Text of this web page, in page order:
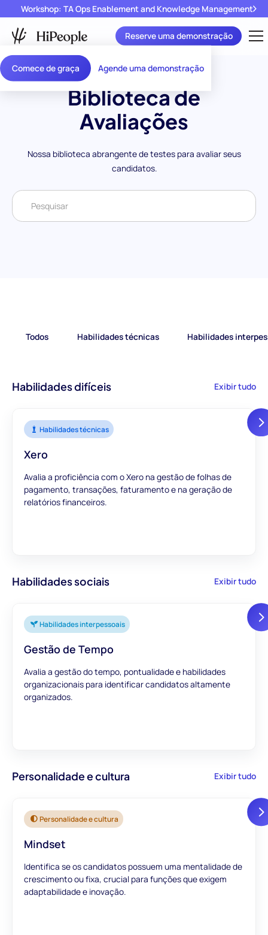
Comece de graça Agende uma demonstração
Workshop: TA Ops Enablement and Knowledge Management
Reserve uma demonstração
Biblioteca de
Avaliações
Nossa biblioteca abrangente de testes para avaliar seus
candidatos.
Todos Habilidades técnicas Habilidades
Habilidades difíceis Exibir tudo
Habilidades técnicas
Xero
Avalia a proficiência com o Xero na gestão de folhas de
pagamento, transações, faturamento e na geração de
relatórios financeiros.
Habilidades sociais Exibir tudo
Habilidades interpessoais
Gestão de Tempo
Avalia a gestão do tempo, pontualidade e habilidades
organizacionais para identificar candidatos altamente
organizados.
Personalidade e cultura Exibir tudo
Personalidade e cultura
Mindset
Identifica se os candidatos possuem uma mentalidade de
crescimento ou fixa, crucial para funções que exigem
adaptabilidade e inovação.